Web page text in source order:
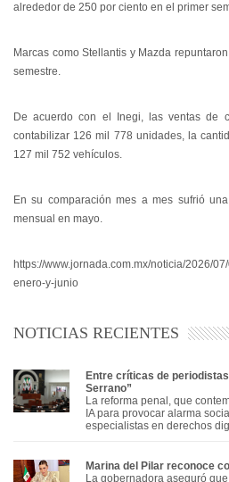
alrededor de 250 por ciento en el primer
Marcas como Stellantis y Mazda
semestre.
De acuerdo con el Inegi, las ventas de
contabilizar 126 mil 778 unidades, la
127 mil 752 vehículos.
En su comparación mes a mes sufrió
mensual en mayo.
https://www.jornada.com.mx/noticia/2026/
enero-y-junio
NOTICIAS RECIENTES
Entre críticas de
Serrano”
La reforma penal, que
IA para provocar alarma
especialistas en derechos
Marina del Pilar reconoce
La gobernadora aseguró